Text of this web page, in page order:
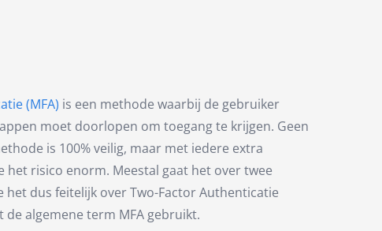
(MFA) is een methode waarbij de gebruiker
moet doorlopen om toegang te krijgen. Geen
is 100% veilig, maar met iedere extra
het risico enorm. Meestal gaat het over twee
het dus feitelijk over Two-Factor Authenticatie
de algemene term MFA gebruikt.